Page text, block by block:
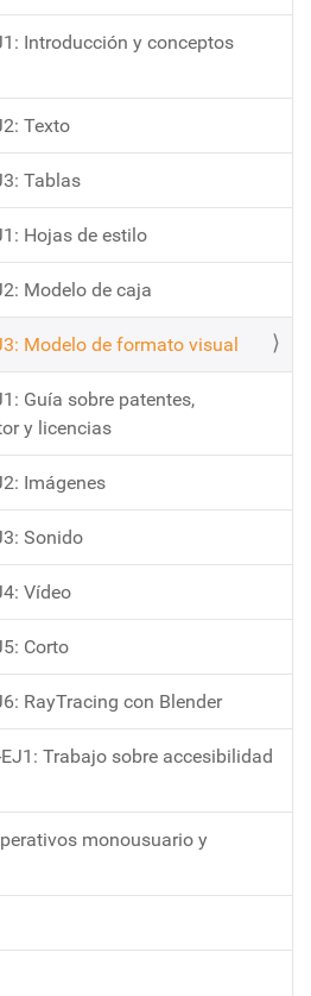
Introducción y conceptos
Texto
Tablas
Hojas de estilo
Modelo de caja
Modelo de formato visual
Guía sobre patentes,
y licencias
Imágenes
Sonido
Vídeo
Corto
RayTracing con Blender
Trabajo sobre accesibilidad
monousuario y